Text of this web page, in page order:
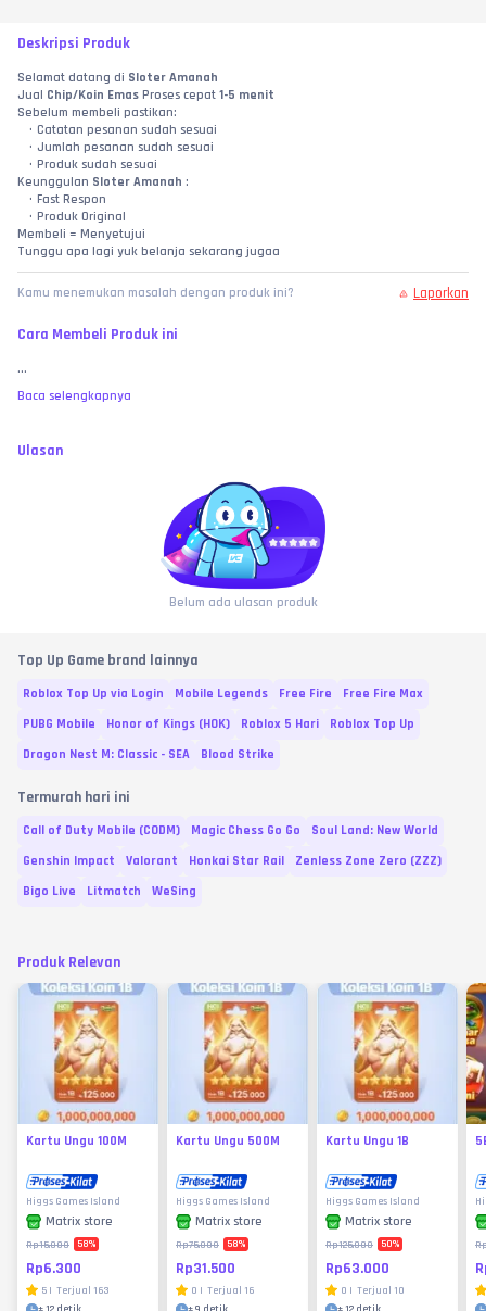
Deskripsi Produk
Selamat datang di Sloter Amanah
Jual Chip/Koin Emas Proses cepat 1-5 menit
Sebelum membeli pastikan:
Catatan pesanan sudah sesuai
Jumlah pesanan sudah sesuai
Produk sudah sesuai
Keunggulan Sloter Amanah :
Fast Respon
Produk Original
Membeli = Menyetujui
Tunggu apa lagi yuk belanja sekarang jugaa
Kamu menemukan masalah dengan produk ini? Laporkan
Cara Membeli Produk ini
...
Baca selengkapnya
Ulasan
Belum ada ulasan produk
Top Up Game brand lainnya
Roblox Top Up via Login Mobile Legends Free Fire
Free Fire Max
PUBG Mobile
Honor of Kings (HOK) Roblox 5 Hari
Roblox Top Up
Dragon Nest M: Classic - SEA
Blood Strike
Termurah hari ini
Call of Duty Mobile (CODM) Magic Chess Go Go
Soul Land: New World
Genshin Impact
Valorant Honkai Star Rail
Zenless Zone Zero (ZZZ)
Bigo Live
Litmatch WeSing
Produk Relevan
Kartu Ungu 100M
Higgs Games Island
Matrix store
Rp15.000 58%
Rp6.300
5 | Terjual 163
Kartu Ungu 500M
Higgs Games Island
Matrix store
Rp75.000 58%
Rp31.500
0 | Terjual 16
Kartu Ungu 1B
Higgs Games Island
Matrix store
Rp125.000 50%
Rp63.000
0 | Terjual 10